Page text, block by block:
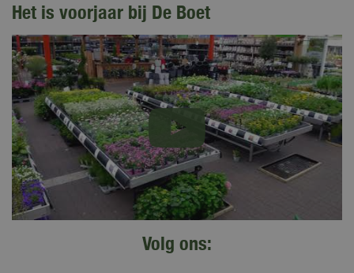
Het is voorjaar bij De Boet
Volg ons: